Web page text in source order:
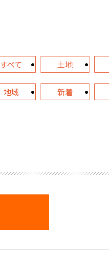
すべて 土地
地域 新着